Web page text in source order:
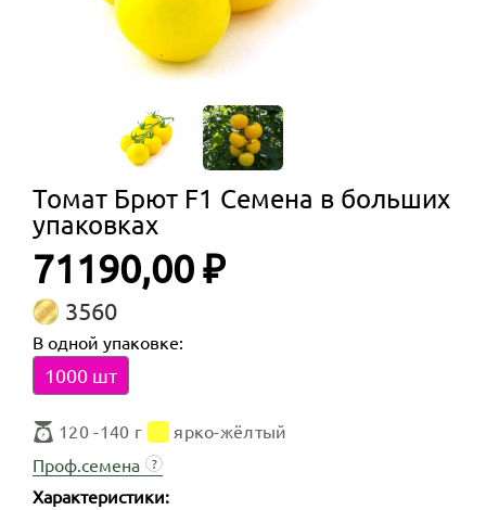
Томат Брют F1 Семена в больших
упаковках
71190,00 ₽
3560
В одной упаковке:
1000 шт
120 -140 г
ярко-жёлтый
Проф.семена
?
Характеристики: